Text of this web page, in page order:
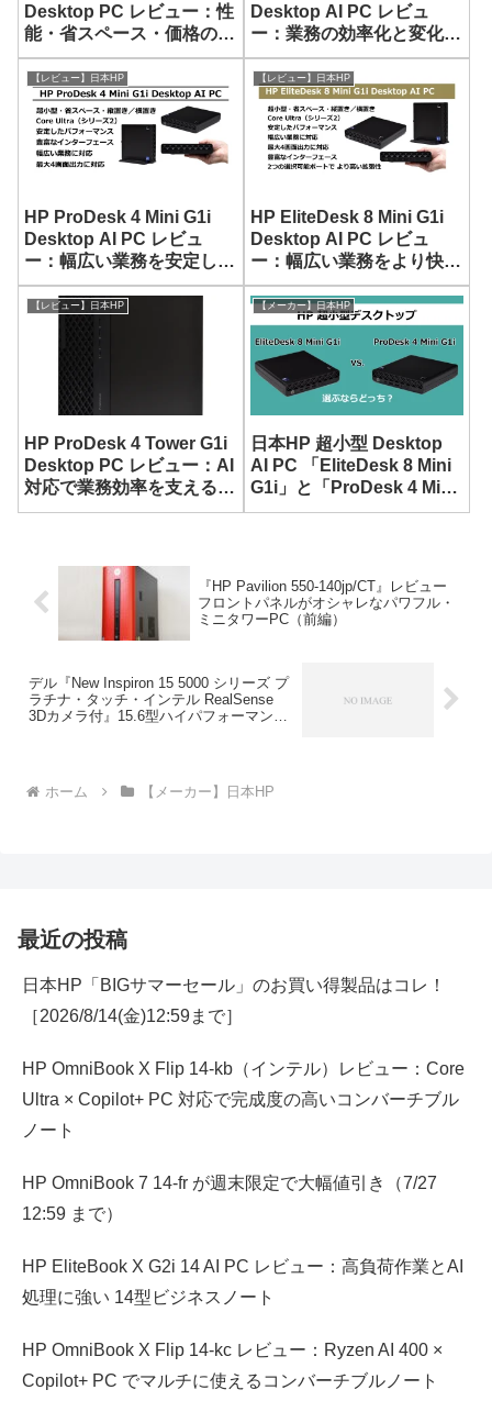
Desktop PC レビュー：性
能・省スペース・価格のバ
ランスにすぐれた超小型
PC
Desktop AI PC レビュ
ー：業務の効率化と変化に
対応できるビジネス向けデ
スクトップPC
【レビュー】日本HP
HP ProDesk 4 Mini G1i
Desktop AI PC レビュ
ー：幅広い業務を安定して
こなせる超小型デスクトッ
プ
【レビュー】日本HP
HP EliteDesk 8 Mini G1i
Desktop AI PC レビュ
ー：幅広い業務をより快適
にこなせる超小型デスクト
ップ
【レビュー】日本HP
HP ProDesk 4 Tower G1i
Desktop PC レビュー：AI
対応で業務効率を支えるビ
ジネス向けデスクトップ
【メーカー】日本HP
日本HP 超小型 Desktop
AI PC 「EliteDesk 8 Mini
G1i」と「ProDesk 4 Mini
G1i」の比較
『HP Pavilion 550-140jp/CT』レビュー
フロントパネルがオシャレなパワフル・
ミニタワーPC（前編）
デル『New Inspiron 15 5000 シリーズ プ
ラチナ・タッチ・インテル RealSense
3Dカメラ付』15.6型ハイパフォーマンス
ホーム 【メーカー】日本HP
最近の投稿
日本HP「BIGサマーセール」のお買い得製品はコレ！
［2026/8/14(金)12:59まで］
HP OmniBook X Flip 14-kb（インテル）レビュー：Core
Ultra × Copilot+ PC 対応で完成度の高いコンバーチブル
ノート
HP OmniBook 7 14-fr が週末限定で大幅値引き（7/27
12:59 まで）
HP EliteBook X G2i 14 AI PC レビュー：高負荷作業とAI
処理に強い 14型ビジネスノート
HP OmniBook X Flip 14-kc レビュー：Ryzen AI 400 ×
Copilot+ PC でマルチに使えるコンバーチブルノート